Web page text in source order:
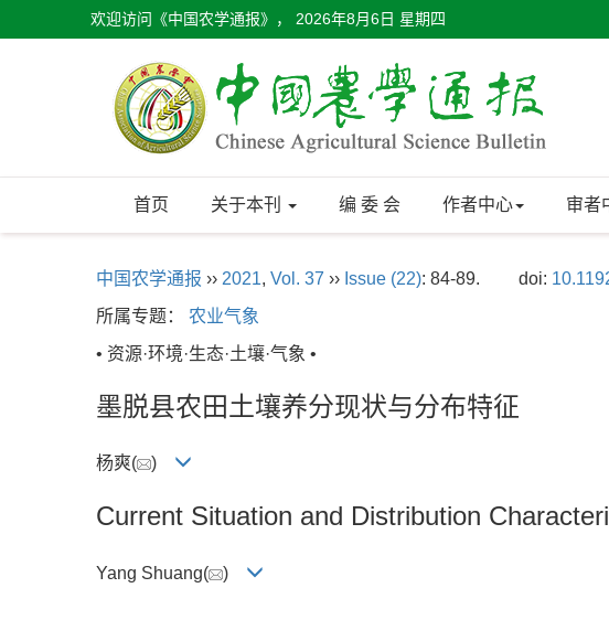
欢迎访问《中国农学通报》， 2026年8月6日 星期四
首页 关于本刊 编 委 会 作者中心 审者
中国农学通报 ›› 2021, Vol. 37 ›› Issue (22): 84-89. doi:
所属专题： 农业气象
• 资源·环境·生态·土壤·气象 •
墨脱县农田土壤养分现状与分布特征
杨爽( )
Current Situation and Distribution
Yang Shuang( )